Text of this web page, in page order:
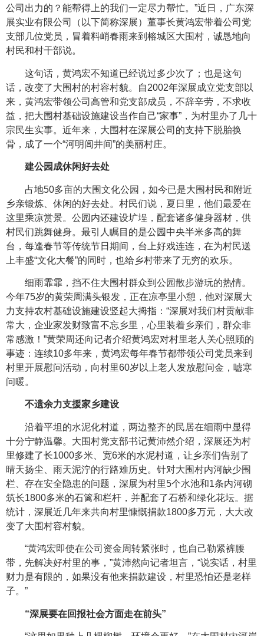
公司出力的？能帮得上的我们一定尽力帮忙。”近日，广东深
展实业有限公司（以下简称深展）董事长黄鸿宏带着公司党
支部几位党员，冒着料峭春雨来到榕城区大围村，诚恳地向
村民和村干部说。
这句话，黄鸿宏不知道已经说过多少次了；也是这句
话，改变了大围村的村容村貌。自2002年深展成立党支部以
来，黄鸿宏带领公司高管和党支部成员，不辞辛劳，不求收
益，把大围村基础设施建设当作自己“家事”，为村里办了几十
宗民生实事。近年来，大围村在深展公司的支持下脱胎换
骨，成了一个“河明闾井间”的美丽村庄。
建公园成休闲好去处
占地50多亩的大围文化公园，如今已是大围村民和附近
乡亲锻炼、休闲的好去处。村民们说，夏日里，他们最爱在
这里乘凉赏景。公园内还建设圹埕，配套诸多健身器材，供
村民们跳舞健身。最引人瞩目的是公园中央半米多高的舞
台，每逢春节等传统节日期间，台上好戏连连，在为村民送
上丰盛“文化大餐”的同时，也给乡村带来了无穷的欢乐。
细雨霏霏，挡不住大围村群众到公园散步游玩的热情。
今年75岁的黄荣周满头银发，正在凉亭里小憩，他对深展大
力支持农村基础设施建设竖起大拇指：“深展对我们村贡献非
常大，企业家发财致富不忘乡里，心里装着乡亲们，群众非
常感激！”黄荣周还向记者介绍黄鸿宏对村里老人关心照顾的
事迹：连续10多年来，黄鸿宏每年春节都带领公司党员来到
村里开展慰问活动，向村里60岁以上老人发放慰问金，嘘寒
问暖。
不遗余力支援家乡建设
沿着平坦的水泥化村道，两边整齐的民居在细雨中显得
十分宁静温馨。大围村党支部书记黄沛然介绍，深展还为村
里修建了长1000多米、宽6米的水泥村道，让乡亲们告别了
晴天扬尘、雨天泥泞的行路难历史。针对大围村内河缺少围
栏、存在安全隐患的问题，深展为村里5个水池和1条内河砌
筑长1800多米的石篱和栏杆，并配套了石桥和绿化花坛。据
统计，深展近几年来共向村里慷慨捐款1800多万元，大大改
变了大围村容村貌。
“黄鸿宏即使在公司资金周转紧张时，也自己勒紧裤腰
带，先解决好村里的事，”黄沛然向记者坦言，“说实话，村里
财力是有限的，如果没有他来捐款建设，村里恐怕还是老样
子。”
“深展要在回报社会方面走在前头”